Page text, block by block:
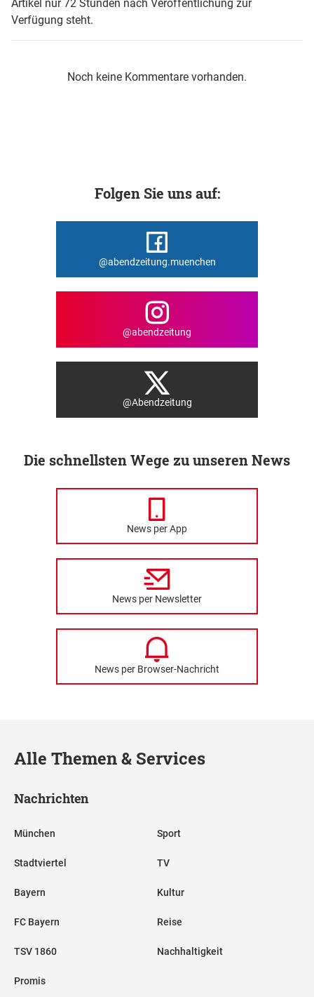
Artikel nur 72 Stunden nach Veröffentlichung zur
Verfügung steht.
Noch keine Kommentare vorhanden.
Folgen Sie uns auf:
@abendzeitung.muenchen
@abendzeitung
@Abendzeitung
Die schnellsten Wege zu unseren News
News per App
News per Newsletter
News per Browser-Nachricht
Alle Themen & Services
Nachrichten
München
Stadtviertel
Bayern
FC Bayern
TSV 1860
Promis
Sport
TV
Kultur
Reise
Nachhaltigkeit